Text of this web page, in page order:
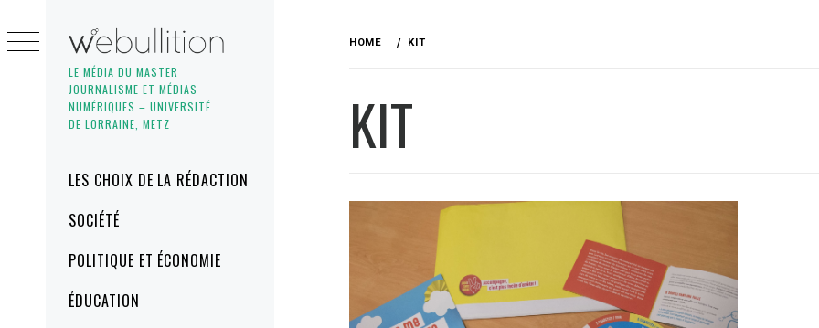
LE MÉDIA DU MASTER
JOURNALISME ET MÉDIAS
NUMÉRIQUES – UNIVERSITÉ
DE LORRAINE, METZ
MenuLES CHOIX DE LA RÉDACTION
SOCIÉTÉ
POLITIQUE ET ÉCONOMIE
ÉDUCATION
to
content
HOME KIT
KIT